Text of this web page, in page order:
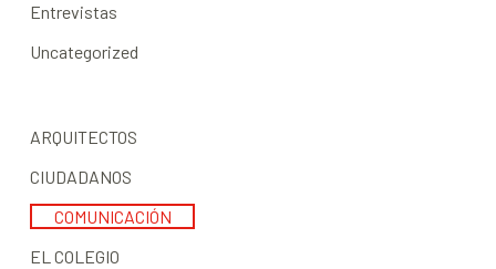
Entrevistas
Uncategorized
ARQUITECTOS
CIUDADANOS
COMUNICACIÓN
EL COLEGIO